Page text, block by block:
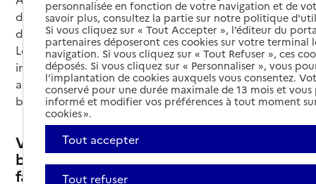
devenir plus difficiles, et il n’est pas toujours simple
de savoir vers qui se tourner pour obtenir de l’aide.
Les démarches à réaliser pour mettre en place les
interventions d’une aide à domicile et obtenir une
aide financière varient selon votre situation et votre
besoin d'aide au quotidien.
Vous êtes autonome et vous avez
besoin d’aide uniquement pour
faciliter votre vie quotidienne
personnalisée en fonction de votre navigation et de
savoir plus, consultez la partie sur notre politique
Si vous cliquez sur « Tout Accepter », l’éditeur du
partenaires déposeront ces cookies sur votre terminal
navigation. Si vous cliquez sur « Tout Refuser », ces
déposés. Si vous cliquez sur « Personnaliser », vous
l’implantation de cookies auxquels vous consentez.
conservé pour une durée maximale de 13 mois et
informé et modifier vos préférences à tout moment
cookies ».
Tout accepter
Tout refuser